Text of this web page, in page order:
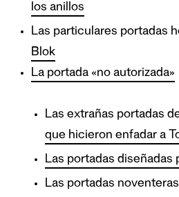
los anillos
Las particulares portadas
Blok
La portada «no autorizada»
Las extrañas portadas
que hicieron enfadar a
Las portadas diseñadas
Las portadas